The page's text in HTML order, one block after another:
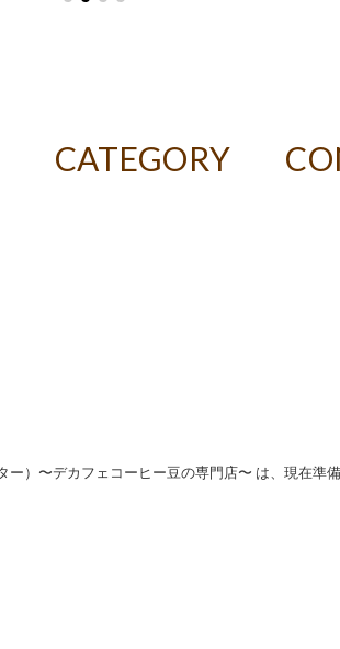
CATEGORY
ー）〜デカフェコーヒー豆の専門店〜 は、現在準